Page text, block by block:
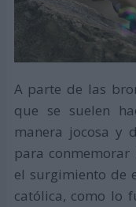
A parte de las
que se suelen
manera jocosa y
para
el surgimiento de
católica, como lo